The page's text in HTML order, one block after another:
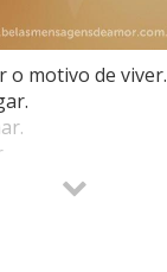
o motivo de viver.
que respirar,